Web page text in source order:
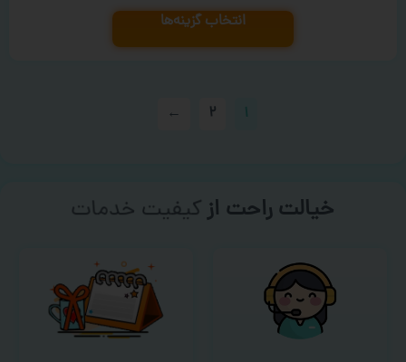
انتخاب گزینه‌ها
۱ ۲ ←
خیالت راحت ازسفارش گیری